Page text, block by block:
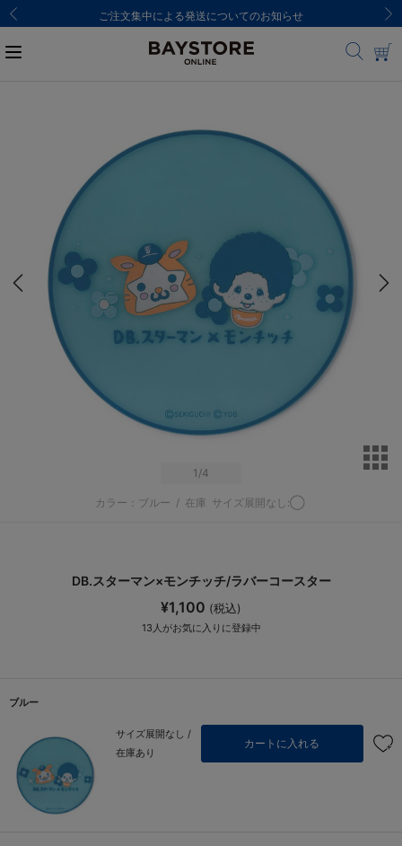
ご注文集中による発送についてのお知らせ
1 /4
カラー：ブルー / 在庫 サイズ展開なし:◯
DB.スターマン×モンチッチ/ラバーコースター
¥1,100 (税込)
13 人がお気に入りに登録中
ブルー
サイズ展開なし /
在庫あり
カートに入れる